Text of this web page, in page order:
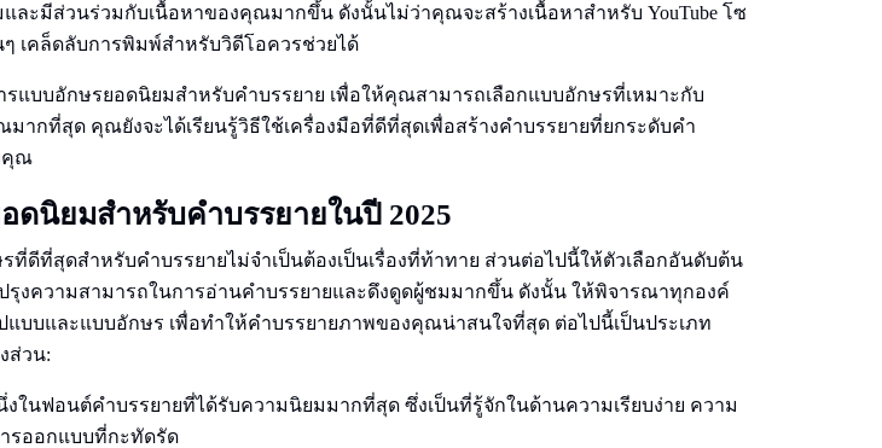
ละมีส่วนร่วมกับเนื้อหาของคุณมากขึ้น ดังนั้นไม่ว่าคุณจะสร้างเนื้อหาสําหรับ YouTube โซ
ๆ เคล็ดลับการพิมพ์สําหรับวิดีโอควรช่วยได้
รแบบอักษรยอดนิยมสําหรับคําบรรยาย เพื่อให้คุณสามารถเลือกแบบอักษรที่เหมาะกับ
ากที่สุด คุณยังจะได้เรียนรู้วิธีใช้เครื่องมือที่ดีที่สุดเพื่อสร้างคําบรรยายที่ยกระดับคํา
คุณ
ดนิยมสําหรับคําบรรยายในปี 2025
ที่ดีที่สุดสําหรับคําบรรยายไม่จําเป็นต้องเป็นเรื่องที่ท้าทาย ส่วนต่อไปนี้ให้ตัวเลือกอันดับต้น
รุงความสามารถในการอ่านคําบรรยายและดึงดูดผู้ชมมากขึ้น ดังนั้น ให้พิจารณาทุกองค์
แบบและแบบอักษร เพื่อทําให้คําบรรยายภาพของคุณน่าสนใจที่สุด ต่อไปนี้เป็นประเภท
ส่วน:
งในฟอนต์คําบรรยายที่ได้รับความนิยมมากที่สุด ซึ่งเป็นที่รู้จักในด้านความเรียบง่าย ความ
รออกแบบที่กะทัดรัด